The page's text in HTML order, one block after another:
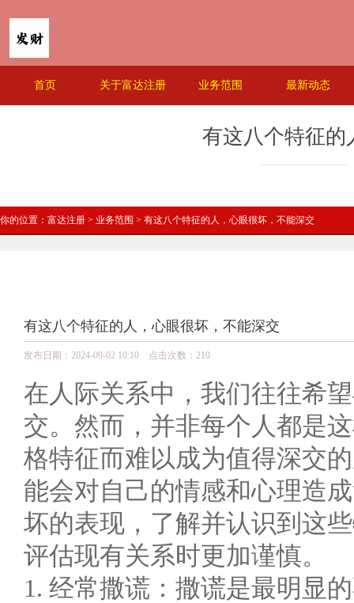
首页 关于富达注册 业务范围 最新动态
有这八个特征的
你的位置： 富达注册 > 业务范围 > 有这八个特征的人，心眼很坏，不能深交
有这八个特征的人，心眼很坏，不能深交
发布日期：2024-09-02 10:10 点击次数：210
在人际关系中，我们往往希
交。然而，并非每个人都是
格特征而难以成为值得深交
能会对自己的情感和心理造
坏的表现，了解并认识到这
评估现有关系时更加谨慎。
1. 经常撒谎：撒谎是最明显